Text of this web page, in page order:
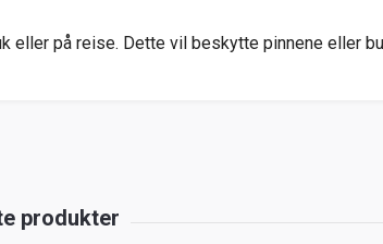
på reise. Dette vil beskytte pinnene eller